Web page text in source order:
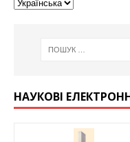
НАУКОВІ